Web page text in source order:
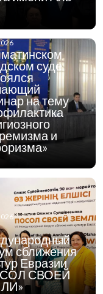
суде
на тему
и
сближения
Евразии
СВОЕЙ